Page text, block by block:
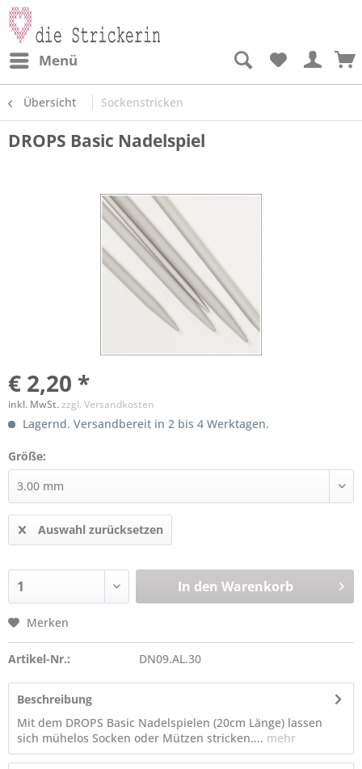
Menü
Übersicht Sockenstricken
DROPS Basic Nadelspiel
€ 2,20 *
inkl. MwSt.zzgl. Versandkosten
Lagernd. Versandbereit in 2 bis 4 Werktagen.
Größe:
Auswahl zurücksetzen
In den Warenkorb
Merken
Artikel-Nr.: DN09.AL.30
Beschreibung
Mit dem DROPS Basic Nadelspielen (20cm Länge) lassen
sich mühelos Socken oder Mützen stricken.... mehr